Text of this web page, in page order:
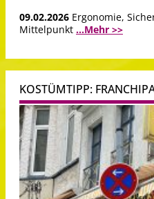
09.02.2026 Ergonomie,
Mittelpunkt ...Mehr >>
KOSTÜMTIPP: